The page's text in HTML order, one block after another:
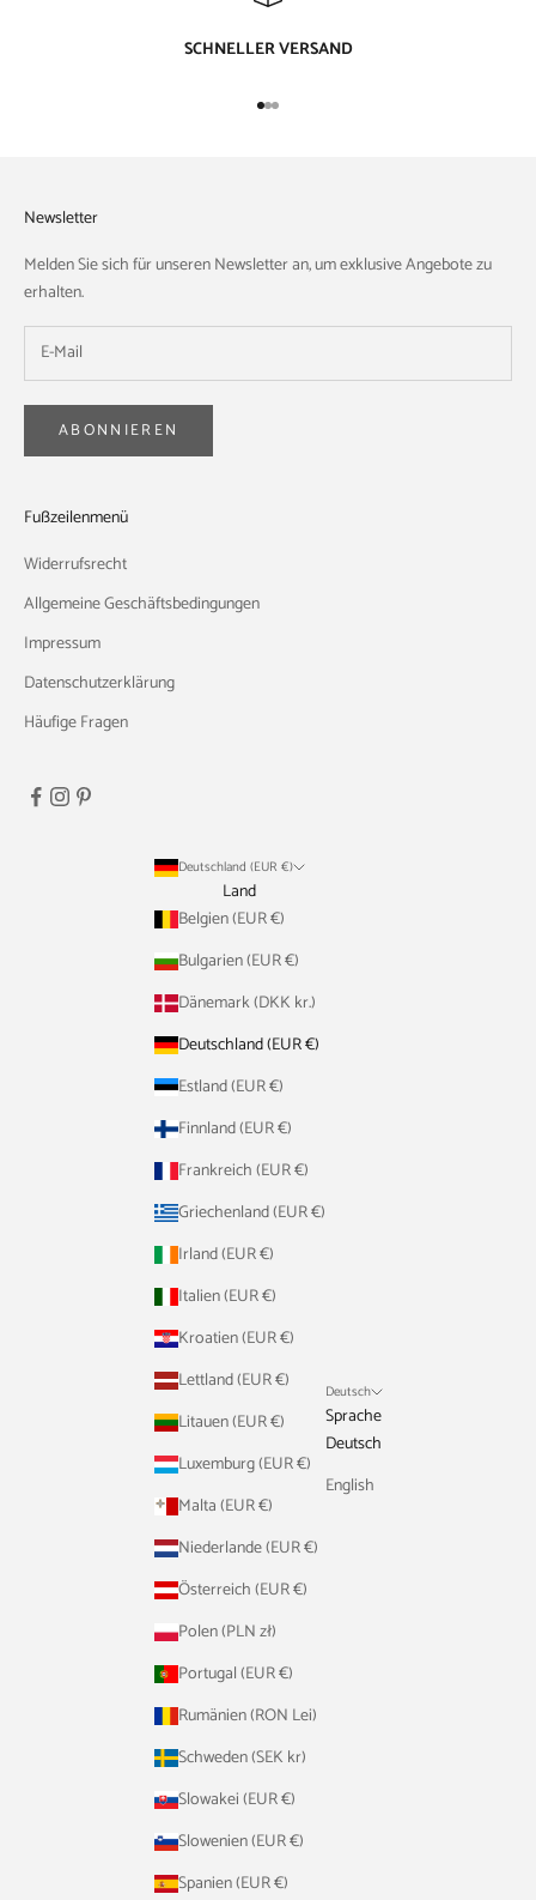
SCHNELLER VERSAND
Gehe zu Element 1
Gehe zu Element 2
Gehe zu Element 3
Newsletter
Melden Sie sich für unseren Newsletter an, um exklusive Angebote zu
erhalten.
ABONNIEREN
Fußzeilenmenü
Widerrufsrecht
Allgemeine Geschäftsbedingungen
Impressum
Datenschutzerklärung
Häufige Fragen
Deutschland (EUR €)
Land
Belgien (EUR €)
Bulgarien (EUR €)
Dänemark (DKK kr.)
Deutschland (EUR €)
Estland (EUR €)
Finnland (EUR €)
Frankreich (EUR €)
Griechenland (EUR €)
Irland (EUR €)
Italien (EUR €)
Kroatien (EUR €)
Lettland (EUR €)
Litauen (EUR €)
Luxemburg (EUR €)
Malta (EUR €)
Niederlande (EUR €)
Österreich (EUR €)
Polen (PLN zł)
Portugal (EUR €)
Rumänien (RON Lei)
Schweden (SEK kr)
Slowakei (EUR €)
Slowenien (EUR €)
Spanien (EUR €)
Deutsch
Sprache
Deutsch
English